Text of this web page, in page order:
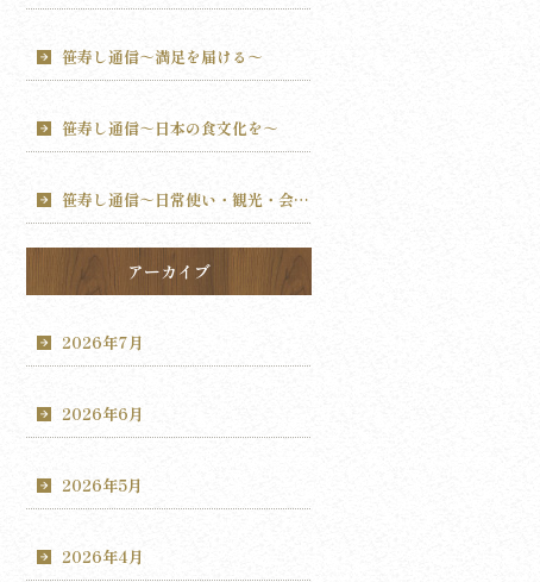
笹寿し通信～満足を届ける～
笹寿し通信～日本の食文化を～
笹寿し通信～日常使い・観光・会食～
アーカイブ
2026年7月
2026年6月
2026年5月
2026年4月